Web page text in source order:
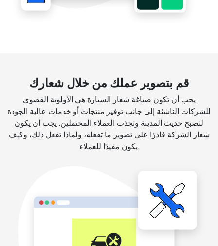
قم بتصوير عملك من خلال شعارك
يجب أن تكون صياغة شعار السيارة هي الأولوية القصوى
للشركات الناشئة إلى جانب توفير منتجات أو خدمات عالية الجودة
لتصبح حديث المدينة وتجذب العملاء المحتملين. يجب أن يكون
شعار الشركة قادرًا على تصوير ما تفعله، ولماذا تفعل ذلك، وكيف
يكون مفيدًا للعملاء.